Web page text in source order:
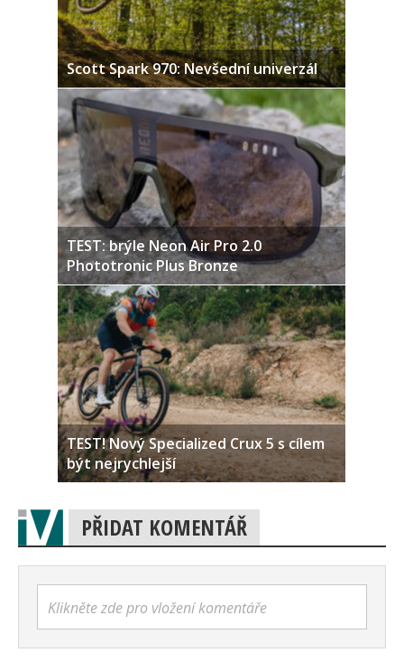
Scott Spark 970: Nevšední univerzál
TEST: brýle Neon Air Pro 2.0
Phototronic Plus Bronze
TEST! Nový Specialized Crux 5 s cílem
být nejrychlejší
PŘIDAT KOMENTÁŘ
Klikněte zde pro vložení komentáře